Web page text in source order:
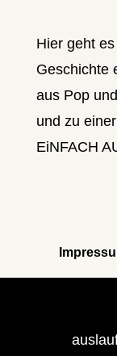
Hier geht
Geschichte
aus Pop
und zu
EiNFACH